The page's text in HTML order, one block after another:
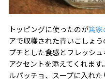
トッピングに使ったのが篤家
アで収穫された青いこしょ
プチとした食感とフレッシ
アクセントを添えてくれま
ルパッチョ、スープに入れた